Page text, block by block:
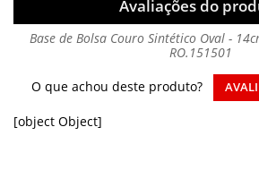
Avaliações do
Base de Bolsa Couro Sintético Oval -
RO.151501
O que achou deste produto?
[object Object]